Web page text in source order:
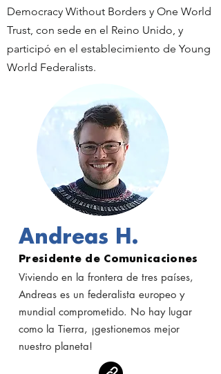
Democracy Without Borders y One World
Trust, con sede en el Reino Unido, y
participó en el establecimiento de Young
World Federalists.
Andreas H.
Presidente de Comunicaciones
Viviendo en la frontera de tres países,
Andreas es un federalista europeo y
mundial comprometido. No hay lugar
como la Tierra, ¡gestionemos mejor
nuestro planeta!